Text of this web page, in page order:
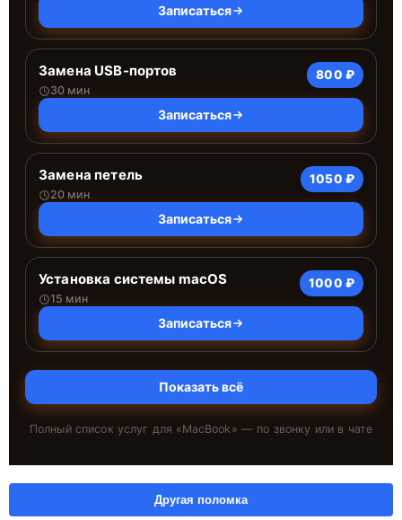
Записаться
Замена USB-портов
30 мин
800 ₽
Записаться
Замена петель
20 мин
1050 ₽
Записаться
Установка системы macOS
15 мин
1000 ₽
Записаться
Показать всё
Полный список услуг для «MacBook » — по звонку или в чате
Другая поломка